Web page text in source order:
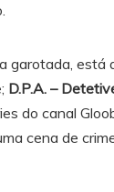
garotada, está
D.P.A. –
do canal
cena de